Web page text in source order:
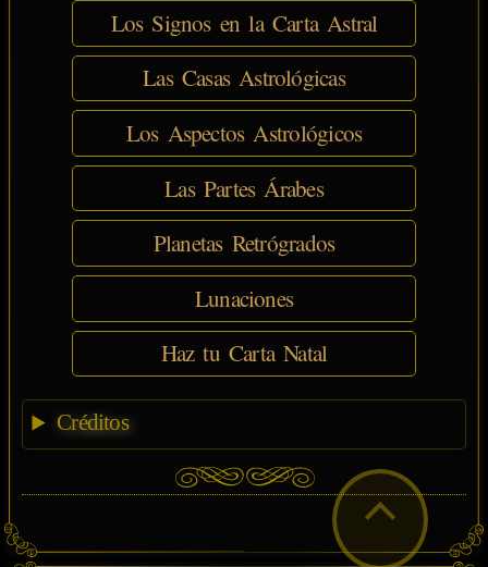
Los Signos en la Carta Astral
Las Casas Astrológicas
Los Aspectos Astrológicos
Las Partes Árabes
Planetas Retrógrados
Lunaciones
Haz tu Carta Natal
Créditos